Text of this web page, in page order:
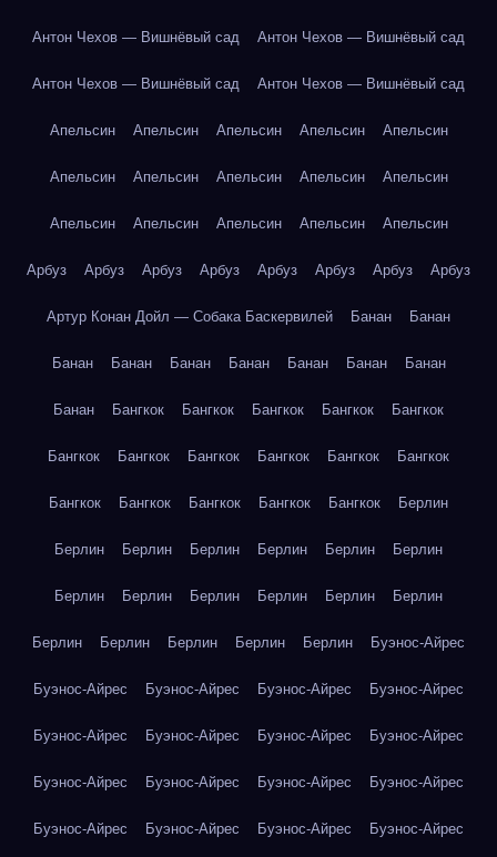
Антон Чехов — Вишнёвый сад Антон Чехов — Вишнёвый сад
Антон Чехов — Вишнёвый сад Антон Чехов — Вишнёвый сад
Апельсин Апельсин Апельсин Апельсин Апельсин
Апельсин Апельсин Апельсин Апельсин Апельсин
Апельсин Апельсин Апельсин Апельсин Апельсин
Арбуз Арбуз Арбуз Арбуз Арбуз Арбуз Арбуз Арбуз
Артур Конан Дойл — Собака Баскервилей Банан Банан
Банан Банан Банан Банан Банан Банан Банан
Банан Бангкок Бангкок Бангкок Бангкок Бангкок
Бангкок Бангкок Бангкок Бангкок Бангкок Бангкок
Бангкок Бангкок Бангкок Бангкок Бангкок Берлин
Берлин Берлин Берлин Берлин Берлин Берлин
Берлин Берлин Берлин Берлин Берлин Берлин
Берлин Берлин Берлин Берлин Берлин Буэнос-Айрес
Буэнос-Айрес Буэнос-Айрес Буэнос-Айрес Буэнос-Айрес
Буэнос-Айрес Буэнос-Айрес Буэнос-Айрес Буэнос-Айрес
Буэнос-Айрес Буэнос-Айрес Буэнос-Айрес Буэнос-Айрес
Буэнос-Айрес Буэнос-Айрес Буэнос-Айрес Буэнос-Айрес